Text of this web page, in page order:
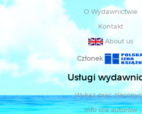
O Wydawnictwie
Kontakt
About us
Członek
Usługi
Wykaz prac
Info dla autorów